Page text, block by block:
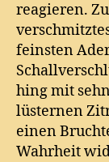
reagieren.
feinsten
hing mit
lüsternen
einen
Wahrheit